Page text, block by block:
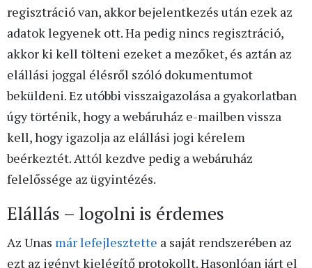
regisztráció van, akkor bejelentkezés után ezek az
adatok legyenek ott. Ha pedig nincs regisztráció,
akkor ki kell tölteni ezeket a mezőket, és aztán az
elállási joggal élésről szóló dokumentumot
beküldeni. Ez utóbbi visszaigazolása a gyakorlatban
úgy történik, hogy a webáruház e-mailben vissza
kell, hogy igazolja az elállási jogi kérelem
beérkeztét. Attól kezdve pedig a webáruház
felelőssége az ügyintézés.
Elállás – logolni is érdemes
Az Unas már lefejlesztette a saját rendszerében az
ezt az igényt kielégítő protokollt. Hasonlóan járt el